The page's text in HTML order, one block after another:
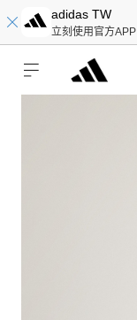
adidas TW
立刻使用官方APP